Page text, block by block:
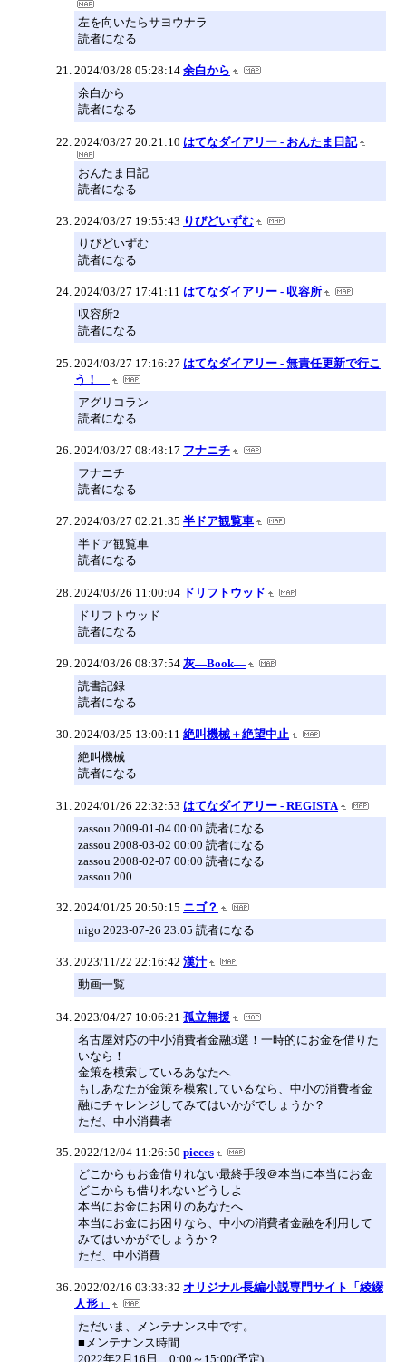
左を向いたらサヨウナラ
読者になる
2024/03/28 05:28:14 余白から
余白から
読者になる
2024/03/27 20:21:10 はてなダイアリー - おんたま日記
おんたま日記
読者になる
2024/03/27 19:55:43 りびどいずむ
りびどいずむ
読者になる
2024/03/27 17:41:11 はてなダイアリー - 収容所
収容所2
読者になる
2024/03/27 17:16:27 はてなダイアリー - 無責任更新で行こ
う！
アグリコラン
読者になる
2024/03/27 08:48:17 フナニチ
フナニチ
読者になる
2024/03/27 02:21:35 半ドア観覧車
半ドア観覧車
読者になる
2024/03/26 11:00:04 ドリフトウッド
ドリフトウッド
読者になる
2024/03/26 08:37:54 灰―Book―
読書記録
読者になる
2024/03/25 13:00:11 絶叫機械＋絶望中止
絶叫機械
読者になる
2024/01/26 22:32:53 はてなダイアリー - REGISTA
zassou 2009-01-04 00:00 読者になる
zassou 2008-03-02 00:00 読者になる
zassou 2008-02-07 00:00 読者になる
zassou 200
2024/01/25 20:50:15 ニゴ？
nigo 2023-07-26 23:05 読者になる
2023/11/22 22:16:42 漢汁
動画一覧
2023/04/27 10:06:21 孤立無援
名古屋対応の中小消費者金融3選！一時的にお金を借りた
いなら！
金策を模索しているあなたへ
もしあなたが金策を模索しているなら、中小の消費者金
融にチャレンジしてみてはいかがでしょうか？
ただ、中小消費者
2022/12/04 11:26:50 pieces
どこからもお金借りれない最終手段＠本当に本当にお金
どこからも借りれないどうしよ
本当にお金にお困りのあなたへ
本当にお金にお困りなら、中小の消費者金融を利用して
みてはいかがでしょうか？
ただ、中小消費
2022/02/16 03:33:32 オリジナル長編小説専門サイト「綾綴
人形」
ただいま、メンテナンス中です。
■メンテナンス時間
2022年2月16日 0:00～15:00(予定)